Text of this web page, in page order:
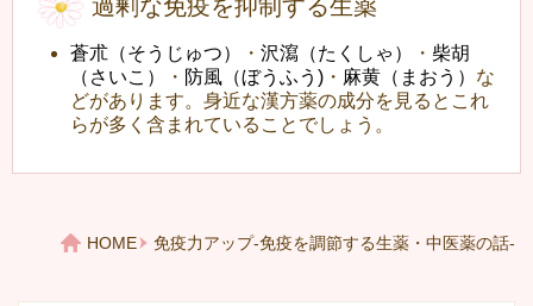
過剰な免疫を抑制する生薬
蒼朮（そうじゅつ） ・ 沢瀉（たくしゃ） ・ 柴胡
（さいこ）
・ 防風（ぼうふう) ・ 麻黄（まおう） な
どがあります。身近な漢方薬の成分を見るとこれ
らが多く含まれていることでしょう。
HOME 免疫力アップ-免疫を調節する生薬・中医薬の話-